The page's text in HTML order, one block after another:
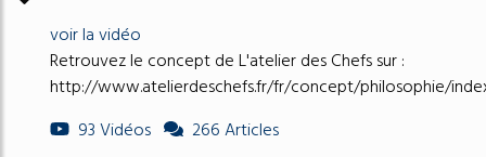
voir la vidéo
Retrouvez le concept de L'atelier des Chefs sur :
http://www.atelierdeschefs.fr/fr/concept/philosophie/
93 Vidéos
266 Articles